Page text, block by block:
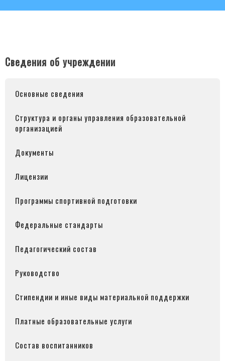
Сведения об учреждении
Основные сведения
Структура и органы управления образовательной
организацией
Документы
Лицензии
Программы спортивной подготовки
Федеральные стандарты
Педагогический состав
Руководство
Стипендии и иные виды материальной поддержки
Платные образовательные услуги
Состав воспитанников